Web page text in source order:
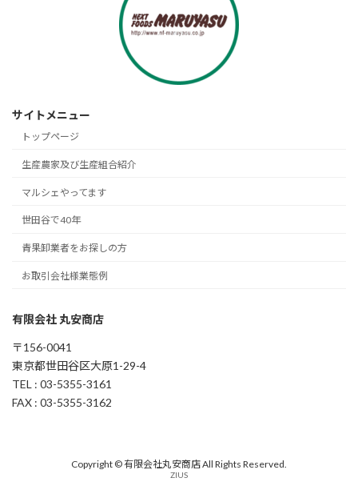
サイトメニュー
トップページ
生産農家及び生産組合紹介
マルシェやってます
世田谷で40年
青果卸業者をお探しの方
お取引会社様業態例
有限会社 丸安商店
〒156-0041
東京都世田谷区大原1-29-4
TEL : 03-5355-3161
FAX : 03-5355-3162
Copyright © 有限会社丸安商店 All Rights Reserved.
ZIUS